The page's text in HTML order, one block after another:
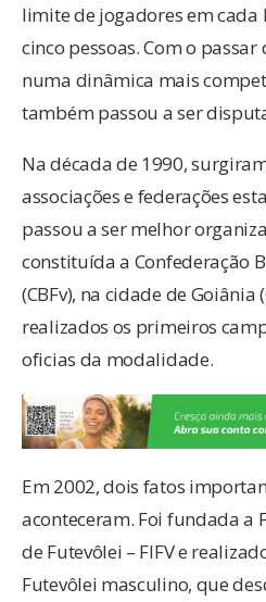
limite de jogadores em cada
cinco pessoas. Com o
numa dinâmica mais
também passou a ser
Na década de 1990,
associações e federações
passou a ser melhor
constituída a Confederação
(CBFv), na cidade de Goiânia
realizados os primeiros
oficias da modalidade.
Em 2002, dois fatos
aconteceram. Foi fundada a
de Futevôlei – FIFV e
Futevôlei masculino, que